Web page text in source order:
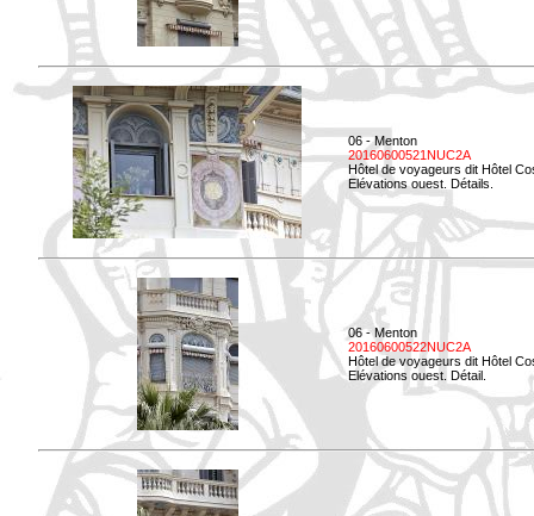
06 - Menton
20160600521NUC2A
Hôtel de voyageurs dit Hôtel
Elévations ouest. Détails.
06 - Menton
20160600522NUC2A
Hôtel de voyageurs dit Hôtel
Elévations ouest. Détail.